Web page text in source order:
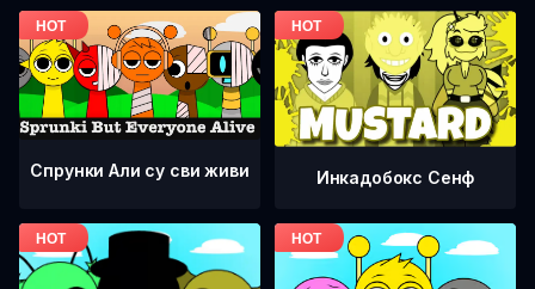
Спрунки Али су сви живи Инкадобокс Сенф